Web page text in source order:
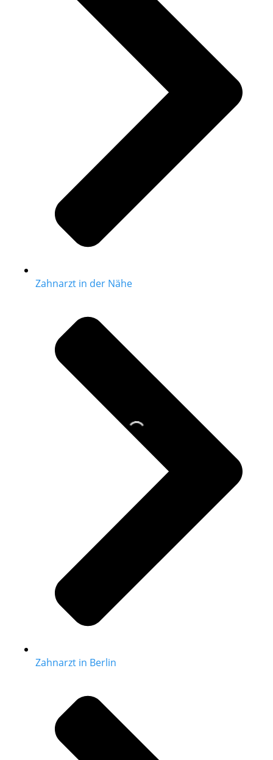
Zahnarzt in der Nähe
Zahnarzt in Berlin